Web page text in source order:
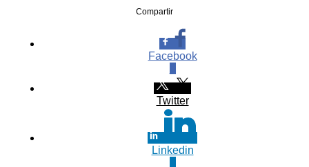
Compartir
Facebook
Twitter
Linkedin